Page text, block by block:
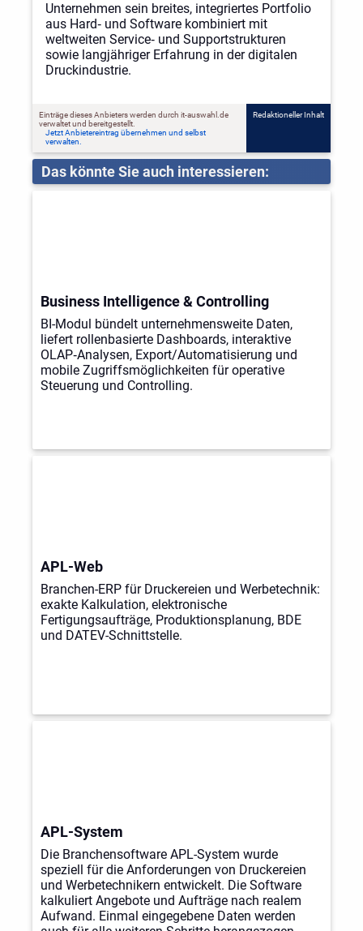
Unternehmen sein breites, integriertes Portfolio
aus Hard‑ und Software kombiniert mit
weltweiten Service‑ und Supportstrukturen
sowie langjähriger Erfahrung in der digitalen
Druckindustrie.
Einträge dieses Anbieters werden durch it-auswahl.de
verwaltet und bereitgestellt.
Jetzt Anbietereintrag übernehmen und selbst
verwalten.
Redaktioneller Inhalt
Das könnte Sie auch interessieren:
Business Intelligence & Controlling
BI-Modul bündelt unternehmensweite Daten,
liefert rollenbasierte Dashboards, interaktive
OLAP‑Analysen, Export/Automatisierung und
mobile Zugriffsmöglichkeiten für operative
Steuerung und Controlling.
APL-Web
Branchen-ERP für Druckereien und Werbetechnik:
exakte Kalkulation, elektronische
Fertigungsaufträge, Produktionsplanung, BDE
und DATEV-Schnittstelle.
APL-System
Die Branchensoftware APL-System wurde
speziell für die Anforderungen von Druckereien
und Werbetechnikern entwickelt. Die Software
kalkuliert Angebote und Aufträge nach realem
Aufwand. Einmal eingegebene Daten werden